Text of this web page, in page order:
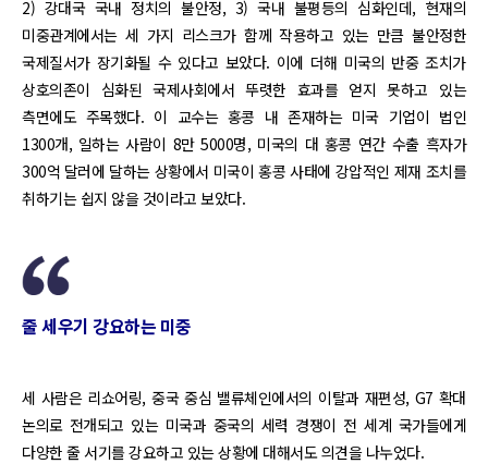
2) 강대국 국내 정치의 불안정, 3) 국내 불평등의 심화인데, 현재의
미중관계에서는 세 가지 리스크가 함께 작용하고 있는 만큼 불안정한
국제질서가 장기화될 수 있다고 보았다. 이에 더해 미국의 반중 조치가
상호의존이 심화된 국제사회에서 뚜렷한 효과를 얻지 못하고 있는
측면에도 주목했다. 이 교수는 홍콩 내 존재하는 미국 기업이 법인
1300개, 일하는 사람이 8만 5000명, 미국의 대 홍콩 연간 수출 흑자가
300억 달러에 달하는 상황에서 미국이 홍콩 사태에 강압적인 제재 조치를
취하기는 쉽지 않을 것이라고 보았다.
줄 세우기 강요하는 미중
세 사람은 리쇼어링, 중국 중심 밸류체인에서의 이탈과 재편성, G7 확대
논의로 전개되고 있는 미국과 중국의 세력 경쟁이 전 세계 국가들에게
다양한 줄 서기를 강요하고 있는 상황에 대해서도 의견을 나누었다.